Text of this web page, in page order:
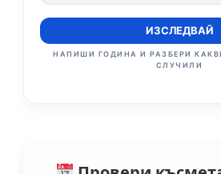
ИЗСЛЕДВАЙ
НАПИШИ ГОДИНА И РАЗБЕРИ
СЛУЧИЛИ